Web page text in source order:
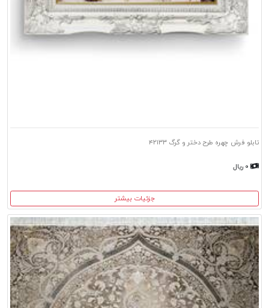
تابلو فرش چهره طرح دختر و گرگ ۴۲۱۳۳
جزئیات بیشتر